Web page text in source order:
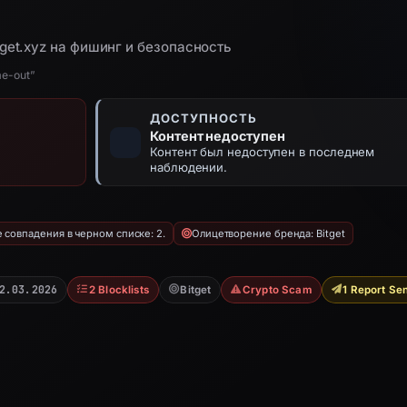
на фишинг и безопасность
out”
ДОСТУПНОСТЬ
Контент недоступен
Контент был недоступен в последнем
наблюдении.
в черном списке: 2. Олицетворение бренда: Bitget
2 Blocklists Bitget Crypto Scam 1 Report